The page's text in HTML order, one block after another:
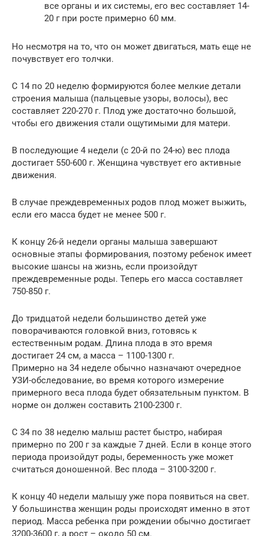
все органы и их системы, его вес составляет 14-
20 г при росте примерно 60 мм.
Но несмотря на то, что он может двигаться, мать еще не
почувствует его толчки.
С 14 по 20 неделю формируются более мелкие детали
строения малыша (пальцевые узоры, волосы), вес
составляет 220-270 г. Плод уже достаточно большой,
чтобы его движения стали ощутимыми для матери.
В последующие 4 недели (с 20-й по 24-ю) вес плода
достигает 550-600 г. Женщина чувствует его активные
движения.
В случае преждевременных родов плод может выжить,
если его масса будет не менее 500 г.
К концу 26-й недели органы малыша завершают
основные этапы формирования, поэтому ребенок имеет
высокие шансы на жизнь, если произойдут
преждевременные роды. Теперь его масса составляет
750-850 г.
До тридцатой недели большинство детей уже
поворачиваются головкой вниз, готовясь к
естественным родам. Длина плода в это время
достигает 24 см, а масса – 1100-1300 г.
Примерно на 34 неделе обычно назначают очередное
УЗИ-обследование, во время которого измерение
примерного веса плода будет обязательным пунктом. В
норме он должен составить 2100-2300 г.
С 34 по 38 неделю малыш растет быстро, набирая
примерно по 200 г за каждые 7 дней. Если в конце этого
периода произойдут роды, беременность уже может
считаться доношенной. Вес плода – 3100-3200 г.
К концу 40 недели малышу уже пора появиться на свет.
У большинства женщин роды происходят именно в этот
период. Масса ребенка при рождении обычно достигает